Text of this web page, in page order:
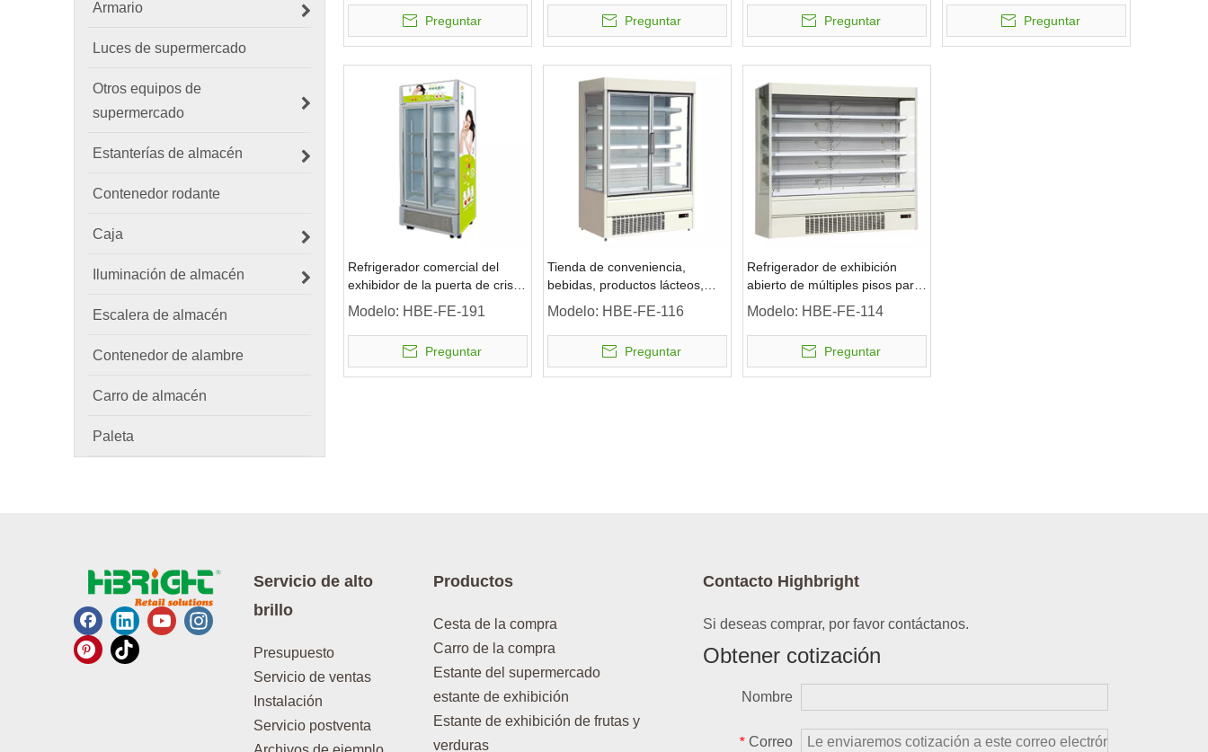
Armario
Luces de supermercado
Otros equipos de
supermercado
Estanterías de almacén
Contenedor rodante
Caja
Iluminación de almacén
Escalera de almacén
Contenedor de alambre
Carro de almacén
Paleta
Preguntar Preguntar Preguntar Preguntar
Refrigerador comercial del
exhibidor de la puerta de cristal
del supermercado
Modelo: HBE-FE-191
Preguntar
Tienda de conveniencia,
bebidas, productos lácteos,
puerta de vidrio, refrigerador
con iluminación LED
Modelo: HBE-FE-116
Preguntar
Refrigerador de exhibición
abierto de múltiples pisos para
productos lácteos de
supermercado
Modelo: HBE-FE-114
Preguntar
Servicio de alto
brillo
Presupuesto
Servicio de ventas
Instalación
Servicio postventa
Productos
Cesta de la compra
Carro de la compra
Estante del supermercado
estante de exhibición
Estante de exhibición de frutas y
verduras
Contacto Highbright
Si deseas comprar, por favor contáctanos.
Obtener cotización
Nombre
* Correo